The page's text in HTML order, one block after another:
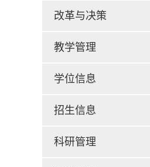
改革与决策
教学管理
学位信息
招生信息
科研管理